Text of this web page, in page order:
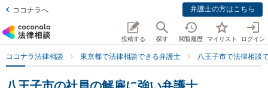
ココナラへ 弁護士の方はこちら
投稿する 探す 閲覧履歴 マイリスト ログイン
ココナラ法律相談 東京都で法律相談できる弁護士 八王子市で法律相談